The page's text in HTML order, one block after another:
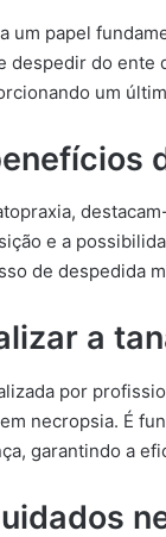
um papel
despedir do
um
e a
de despedida
a
por
necropsia. É
garantindo a